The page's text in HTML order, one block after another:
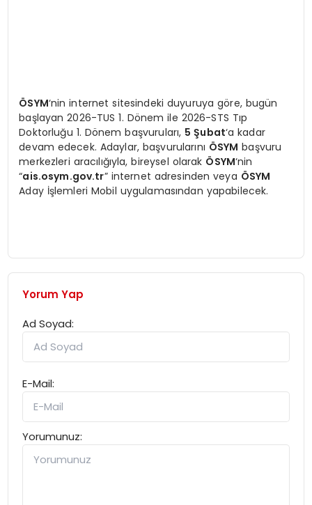
ÖSYM‘nin internet sitesindeki duyuruya göre, bugün
başlayan 2026-TUS 1. Dönem ile 2026-STS Tıp
Doktorluğu 1. Dönem başvuruları, 5 Şubat‘a kadar
devam edecek. Adaylar, başvurularını ÖSYM başvuru
merkezleri aracılığıyla, bireysel olarak ÖSYM‘nin
“ais.osym.gov.tr” internet adresinden veya ÖSYM
Aday İşlemleri Mobil uygulamasından yapabilecek.
Yorum Yap
Ad Soyad:
E-Mail:
Yorumunuz: